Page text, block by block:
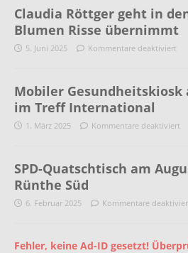
Claudia Röttger geht in
Blumen Risse übernimmt
5. Juni 2025 Kommentare deaktiviert
Mobiler Gesundheitskiosk
im Treff International
1. März 2025 Kommentare deaktiviert
SPD-Quatschtisch am
Rünthe Süd
6. Februar 2025 Kommentare
Fehler, keine Ad-ID gesetzt!